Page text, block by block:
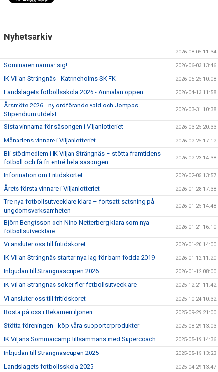
Nyhetsarkiv
2026-08-05 11:34
Sommaren närmar sig! 2026-06-03 13:46
IK Viljan Strängnäs - Katrineholms SK FK 2026-05-25 10:08
Landslagets fotbollsskola 2026 - Anmälan öppen 2026-04-13 11:58
Årsmöte 2026 - ny ordförande vald och Jompas
Stipendium utdelat
2026-03-31 10:38
Sista vinnarna för säsongen i Viljanlotteriet 2026-03-25 20:33
Månadens vinnare i Viljanlotteriet 2026-02-25 17:12
Bli stödmedlem i IK Viljan Strängnäs – stötta framtidens
fotboll och få fri entré hela säsongen
2026-02-23 14:38
Information om Fritidskortet 2026-02-05 13:57
Årets första vinnare i Viljanlotteriet 2026-01-28 17:38
Tre nya fotbollsutvecklare klara – fortsatt satsning på
ungdomsverksamheten
2026-01-25 14:48
Björn Bengtsson och Nino Netterberg klara som nya
fotbollsutvecklare
2026-01-21 16:10
Vi ansluter oss till fritidskoret 2026-01-20 14:00
IK Viljan Strängnäs startar nya lag för barn födda 2019 2026-01-12 11:20
Inbjudan till Strängnäscupen 2026 2026-01-12 08:00
IK Viljan Strängnäs söker fler fotbollsutvecklare 2025-12-21 11:42
Vi ansluter oss till fritidskoret 2025-10-24 10:32
Rösta på oss i Rekarnemiljonen 2025-09-29 21:00
Stötta föreningen - köp våra supporterprodukter 2025-08-29 13:03
IK Viljans Sommarcamp tillsammans med Supercoach 2025-05-19 14:36
Inbjudan till Strängnäscupen 2025 2025-05-15 13:23
Landslagets fotbollsskola 2025 2025-04-29 13:47